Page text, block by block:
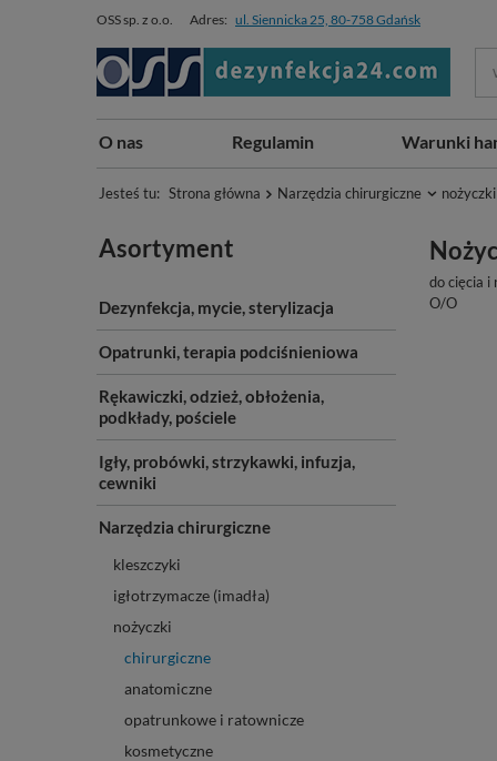
OSS sp. z o.o. Adres: ul. Siennicka 25, 80-758 Gdańsk
O nas Regulamin Warunki
Jesteś tu: Strona główna Narzędzia chirurgiczne nożyczki
Asortyment
Dezynfekcja, mycie, sterylizacja
Opatrunki, terapia podciśnieniowa
Rękawiczki, odzież, obłożenia,
podkłady, pościele
Igły, probówki, strzykawki, infuzja,
cewniki
Narzędzia chirurgiczne
kleszczyki
igłotrzymacze (imadła)
nożyczki
chirurgiczne
anatomiczne
opatrunkowe i ratownicze
kosmetyczne
do cięcia i
O/O